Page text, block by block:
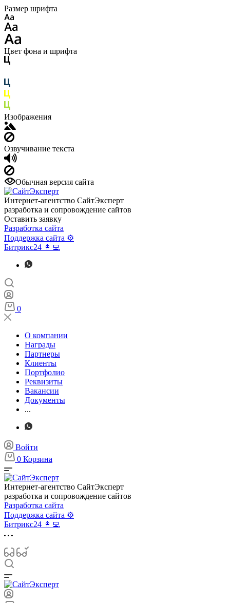
Размер шрифта
Цвет фона и шрифта
Изображения
Озвучивание текста
Обычная версия сайта
Интернет-агентство СайтЭксперт
разработка и сопровождение сайтов
Оставить заявку
Разработка сайта
Поддержка сайта ⚙️
Битрикс24 👩‍💻
0
О компании
Награды
Партнеры
Клиенты
Портфолио
Реквизиты
Вакансии
Документы
...
Войти
0 Корзина
Интернет-агентство СайтЭксперт
разработка и сопровождение сайтов
Разработка сайта
Поддержка сайта ⚙️
Битрикс24 👩‍💻